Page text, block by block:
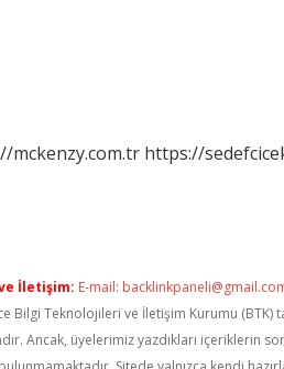
mckenzy.com.tr https://
İletişim: E-mail:
Bilgi Teknolojileri ve İletişim Kurumu
Ancak, üyelerimiz yazdıkları içeriklerin